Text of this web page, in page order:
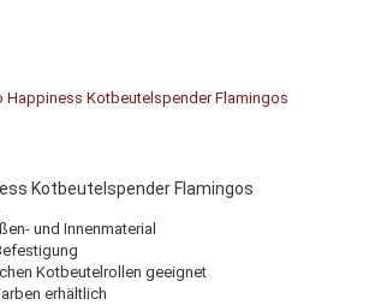
Kotbeutelspender Flamingos
und Innenmaterial
Kotbeutelrollen geeignet
erhältlich